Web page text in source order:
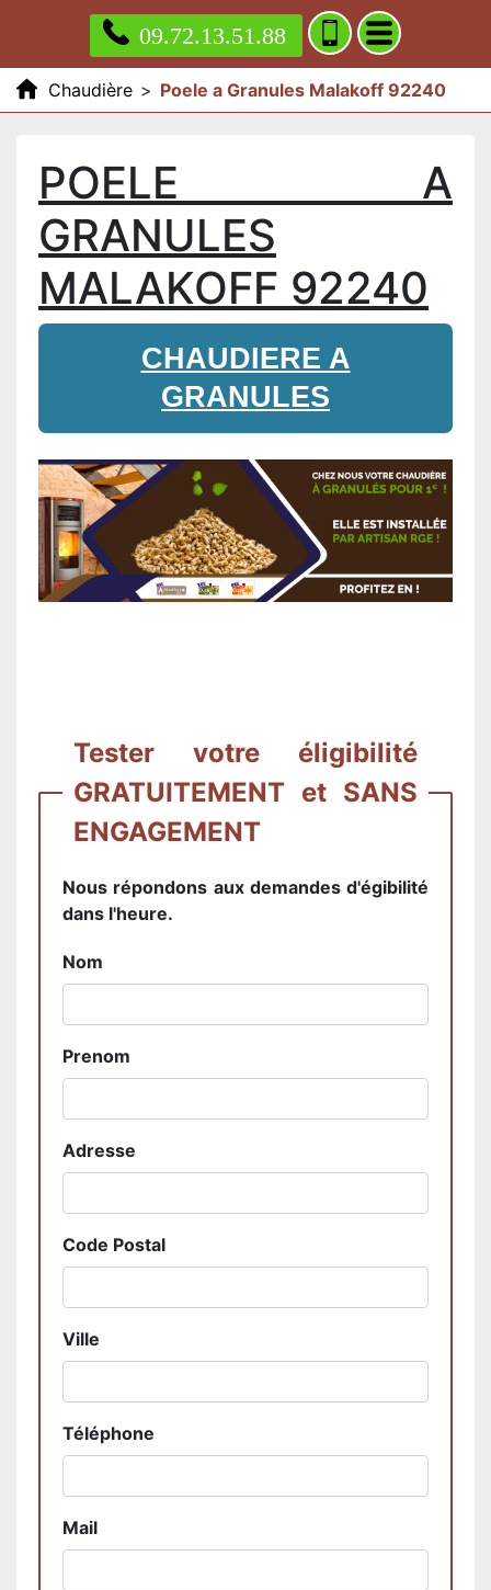
09.72.13.51.88
Chaudière > Poele a Granules Malakoff 92240
POELE A
GRANULES
MALAKOFF 92240
CHAUDIERE A
GRANULES
Tester votre éligibilité
GRATUITEMENT et SANS
ENGAGEMENT
Nous répondons aux demandes d'égibilité
dans l'heure.
Nom
Prenom
Adresse
Code Postal
Ville
Téléphone
Mail